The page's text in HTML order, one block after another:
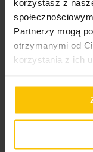
korzystasz z
Partnerzy mogą
otrzymanymi od
korzystania z ich